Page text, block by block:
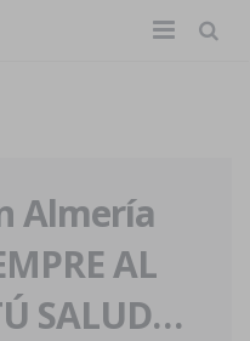
Almería
AL
SALUD…